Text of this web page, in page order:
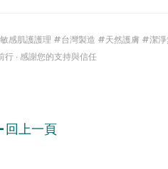
肌護護理 #台灣製造 #天然護膚 #潔
行 ∙ 感謝您的支持與信任
回上一頁